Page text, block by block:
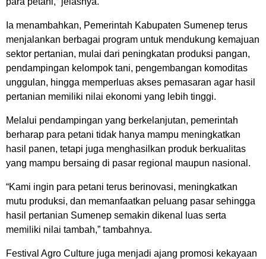
Ia menambahkan, Pemerintah Kabupaten Sumenep terus
menjalankan berbagai program untuk mendukung kemajuan
sektor pertanian, mulai dari peningkatan produksi pangan,
pendampingan kelompok tani, pengembangan komoditas
unggulan, hingga memperluas akses pemasaran agar hasil
pertanian memiliki nilai ekonomi yang lebih tinggi.
Melalui pendampingan yang berkelanjutan, pemerintah
berharap para petani tidak hanya mampu meningkatkan
hasil panen, tetapi juga menghasilkan produk berkualitas
yang mampu bersaing di pasar regional maupun nasional.
“Kami ingin para petani terus berinovasi, meningkatkan
mutu produksi, dan memanfaatkan peluang pasar sehingga
hasil pertanian Sumenep semakin dikenal luas serta
memiliki nilai tambah,” tambahnya.
Festival Agro Culture juga menjadi ajang promosi kekayaan